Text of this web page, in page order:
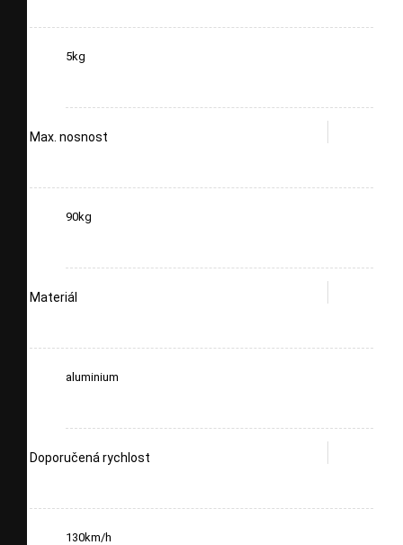
5kg
Max. nosnost
90kg
Materiál
aluminium
Doporučená rychlost
130km/h